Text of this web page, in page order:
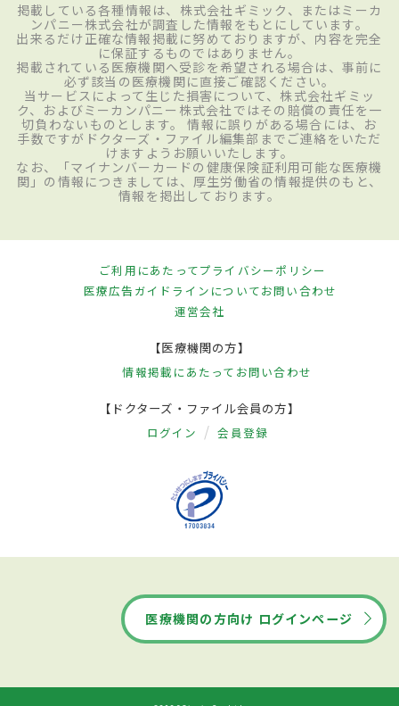
掲載している各種情報は、株式会社ギミック、またはミーカ
ンパニー株式会社が調査した情報をもとにしています。
出来るだけ正確な情報掲載に努めておりますが、内容を完全
に保証するものではありません。
掲載されている医療機関へ受診を希望される場合は、事前に
必ず該当の医療機関に直接ご確認ください。
当サービスによって生じた損害について、株式会社ギミッ
ク、およびミーカンパニー株式会社ではその賠償の責任を一
切負わないものとします。 情報に誤りがある場合には、お
手数ですがドクターズ・ファイル編集部までご連絡をいただ
けますようお願いいたします。
なお、「マイナンバーカードの健康保険証利用可能な医療機
関」の情報につきましては、厚生労働省の情報提供のもと、
情報を掲出しております。
ご利用にあたってプライバシーポリシー
医療広告ガイドラインについてお問い合わせ
運営会社
【医療機関の方】
情報掲載にあたって お問い合わせ
【ドクターズ・ファイル会員の方】
ログイン 会員登録
医療機関の方向け ログインページ